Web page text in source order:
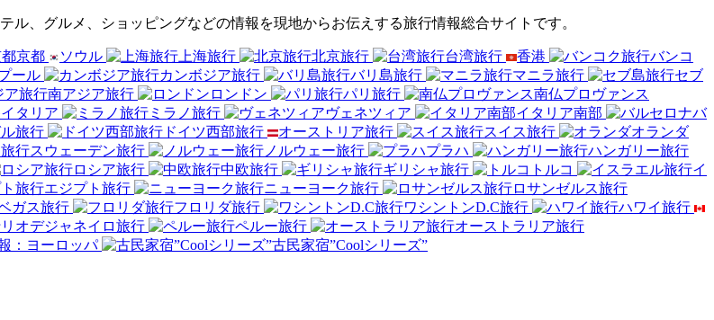
、グルメ、ショッピングなどの情報を現地からお伝えする旅行情報総合サイトです。
京都 ソウル 上海旅行 北京旅行 台湾旅行 香港
バンコ
ール カンボジア旅行 バリ島旅行 マニラ旅行
セブ
南アジア旅行 ロンドン パリ旅行
南仏プロヴァンス
タリア ミラノ旅行 ヴェネツィア イタリア南部
バ
旅行 ドイツ西部旅行 オーストリア旅行 スイス旅行
オランダ
スウェーデン旅行 ノルウェー旅行 プラハ
ハンガリー旅行
ロシア旅行 中欧旅行 ギリシャ旅行 トルコ
イ
エジプト旅行 ニューヨーク旅行
ロサンゼルス旅行
ガス旅行 フロリダ旅行 ワシントンD.C旅行
ハワイ旅行
リオデジャネイロ旅行 ペルー旅行
オーストラリア旅行
：ヨーロッパ
古民家宿”Coolシリーズ”